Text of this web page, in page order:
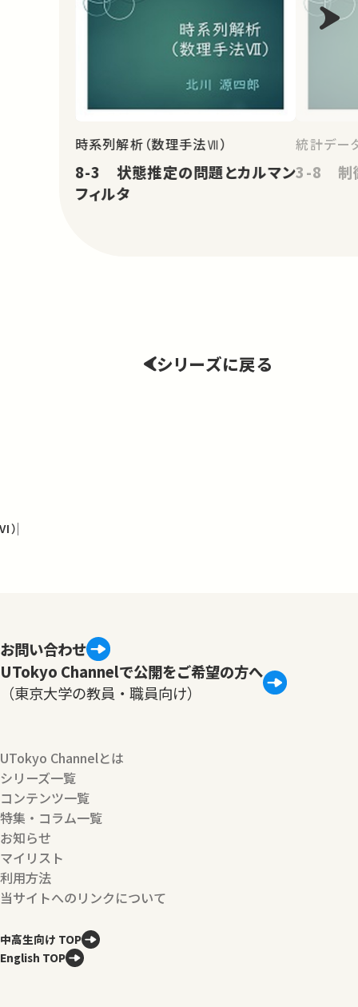
時系列解析（数理手法Ⅶ）
8-3 状態推定の問題とカルマン
フィルタ
統計デー
3-8 制
シリーズに戻る
）
お問い合わせ
UTokyo Channelで公開をご希望の方へ
（東京大学の教員・職員向け）
UTokyo Channelとは
シリーズ一覧
コンテンツ一覧
特集・コラム一覧
お知らせ
マイリスト
利用方法
当サイトへのリンクについて
中高生向け TOP
English TOP